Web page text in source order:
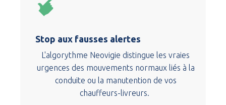
Stop aux fausses alertes
L'algorythme Neovigie distingue les vraies
urgences des mouvements normaux liés à la
conduite ou la manutention de vos
chauffeurs-livreurs.